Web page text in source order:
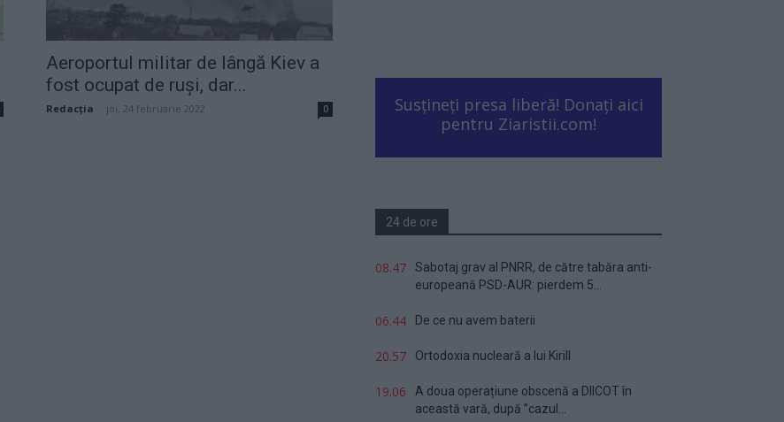
Aeroportul militar de lângă Kiev a
fost ocupat de ruși, dar...
Redacţia joi, 24 februarie 2022 0
Susțineți presa liberă! Donați aici
pentru Ziaristii.com!
24 de ore
08.47
Sabotaj grav al PNRR, de către tabăra anti-
europeană PSD-AUR: pierdem 5...
06.44 De ce nu avem baterii
20.57 Ortodoxia nucleară a lui Kirill
19.06
A doua operațiune obscenă a DIICOT în
această vară, după ”cazul...